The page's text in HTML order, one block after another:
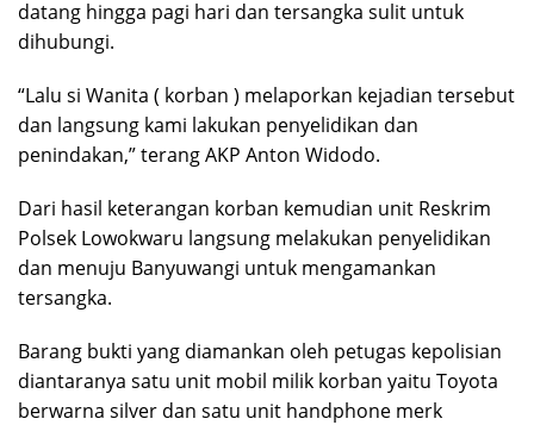
datang hingga pagi hari dan tersangka sulit untuk
dihubungi.
“Lalu si Wanita ( korban ) melaporkan kejadian tersebut
dan langsung kami lakukan penyelidikan dan
penindakan,” terang AKP Anton Widodo.
Dari hasil keterangan korban kemudian unit Reskrim
Polsek Lowokwaru langsung melakukan penyelidikan
dan menuju Banyuwangi untuk mengamankan
tersangka.
Barang bukti yang diamankan oleh petugas kepolisian
diantaranya satu unit mobil milik korban yaitu Toyota
berwarna silver dan satu unit handphone merk